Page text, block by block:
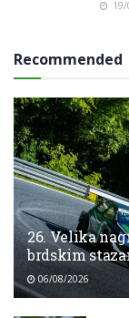
Recommended
26. Velika
brdskim
06/08/2026